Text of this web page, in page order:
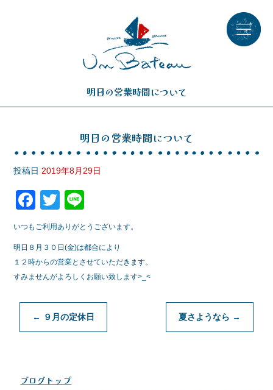
明日の営業時間について
明日の営業時間について
投稿日 2019年8月29日
F
a
c
e
b
o
o
k
T
wi
tt
er
n
e
いつもご利用ありがとうございます。
明日８月３０日(金)は都合により
１２時からの営業とさせていただきます。
すみませんがよろしくお願い致します>_<
← ９月の定休日 夏さようなら →
ブログトップ